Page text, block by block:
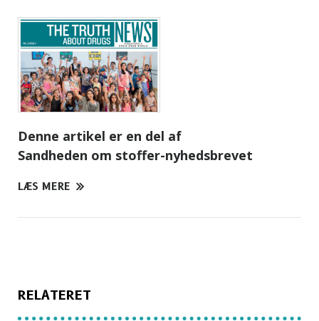
Denne artikel er en del af
Sandheden om stoffer-nyhedsbrevet
LÆS MERE
RELATERET